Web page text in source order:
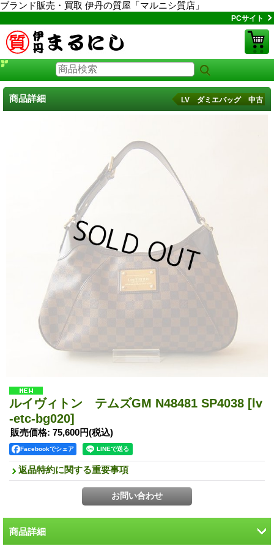
ブランド販売・買取 伊丹の質屋「マルニシ質店」
PCサイト
商品詳細 LV ダミエバッグ 中古
ルイヴィトン テムズGM N48481 SP4038 [lv
-etc-bg020]
販売価格: 75,600円(税込)
Facebookでシェア
返品特約に関する重要事項
商品詳細